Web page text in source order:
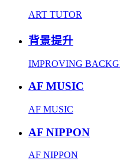
ART TUTOR
背景提升
IMPROVING
AF MUSIC
AF MUSIC
AF NIPPON
AF NIPPON